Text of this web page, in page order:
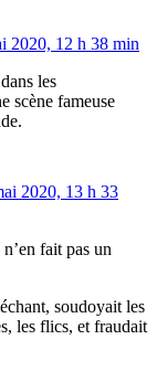
2020, 12 h 38 min
les
scène fameuse
2020, 13 h 33
fait pas un
soudoyait les
les flics, et fraudait